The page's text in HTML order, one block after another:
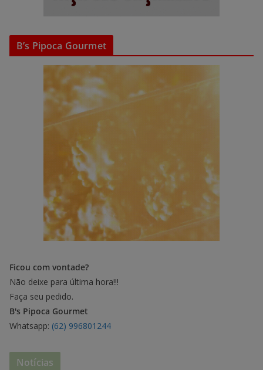
B’s Pipoca Gourmet
Ficou com vontade?
Não deixe para última hora!!!
Faça seu pedido.
B's Pipoca Gourmet
Whatsapp: (62) 996801244
Notícias